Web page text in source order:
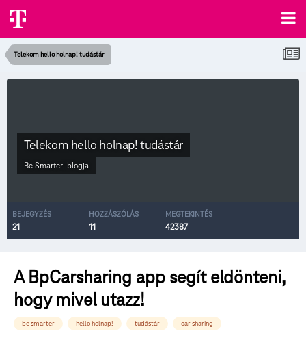
Telekom hello holnap! tudástár
Telekom hello holnap! tudástár
Be Smarter! blogja
BEJEGYZÉS
21
HOZZÁSZÓLÁS
11
MEGTEKINTÉS
42387
A BpCarsharing app segít eldönteni,
hogy mivel utazz!
be smarter hello holnap! tudástár car sharing